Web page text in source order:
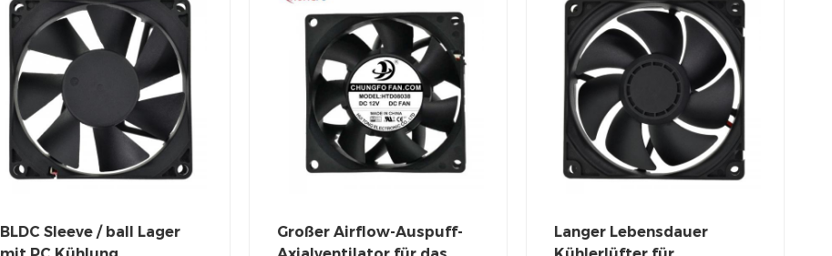
BLDC Sleeve / ball Lager
Großer Airflow-Auspuff-
Langer Lebensdauer